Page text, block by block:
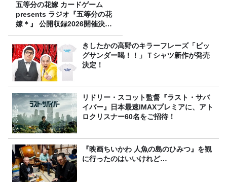
五等分の花嫁 カードゲーム
presents ラジオ『五等分の花
嫁＊』 公開収録2026開催決
定！
きしたかの高野のキラーフレーズ「ビッ
グサンダー喝！！」Ｔシャツ新作が発売
決定！
リドリー・スコット監督『ラスト・サバ
イバー』日本最速IMAXプレミアに、アト
ロクリスナー60名をご招待！
『映画ちいかわ 人魚の島のひみつ』を観
に行ったのはいいけれど…